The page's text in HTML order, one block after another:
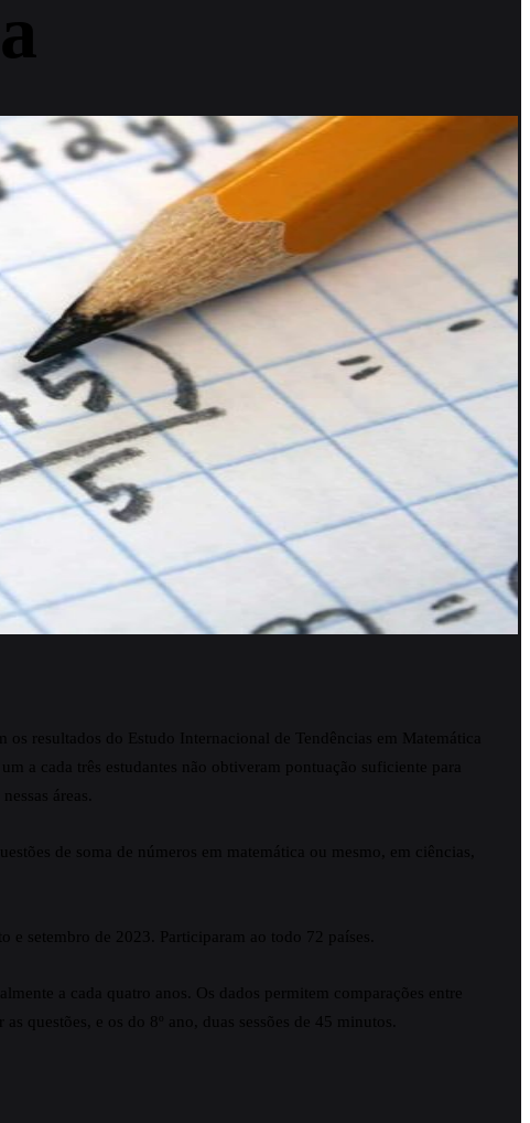
resultados do Estudo Internacional de Tendências em Matemática
a cada três estudantes não obtiveram pontuação suficiente para
áreas.
de soma de números em matemática ou mesmo, em ciências,
setembro de 2023. Participaram ao todo 72 países.
a cada quatro anos. Os dados permitem comparações entre
questões, e os do 8º ano, duas sessões de 45 minutos.